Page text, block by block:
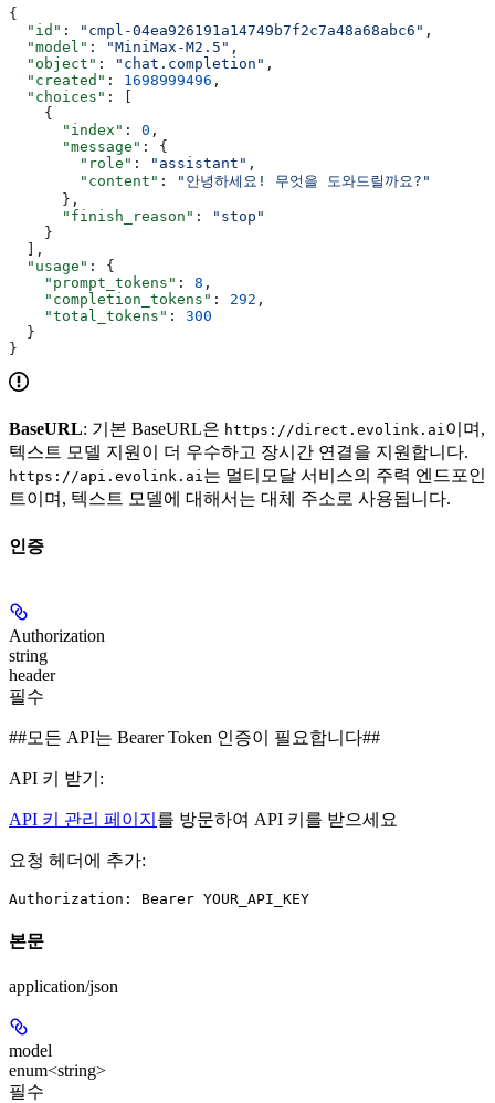
{
  "id"
: "cmpl-04ea926191a14749b7f2c7a48a68abc6" ,
  "model"
: "MiniMax-M2.5" ,
  "object"
: "chat.completion" ,
  "created"
: 1698999496 ,
  "choices"
: [
    {
      "index"
: 0 ,
      "message"
: {
        "role"
: "assistant" ,
        "content"
:
"안녕하세요! 무엇을 도와드릴까요?"
      },
      "finish_reason"
:
"stop"
    }
  ],
  "usage"
: {
    "prompt_tokens"
: 8 ,
    "completion_tokens"
: 292 ,
    "total_tokens"
: 300
  }
}
BaseURL: 기본 BaseURL은 https://direct.evolink.ai이며,
텍스트 모델 지원이 더 우수하고 장시간 연결을 지원합니다.
https://api.evolink.ai는 멀티모달 서비스의 주력 엔드포인
트이며, 텍스트 모델에 대해서는 대체 주소로 사용됩니다.
인증
Authorization
string
header
필수
##모든 API는 Bearer Token 인증이 필요합니다##
API 키 받기:
API 키 관리 페이지 를 방문하여 API 키를 받으세요
요청 헤더에 추가:
Authorization: Bearer YOUR_API_KEY
본문
application/json
model
enum<string>
필수